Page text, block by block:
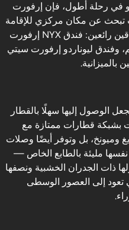
في رحلة أطول، فإن إرفورت
تبحث عن مكان مركزي للإقامة
في إرفورت، فإن ليوناردو تقدم فندقين رائعين: فندق NYX إرفورت
وفندق ليوناردو إرفورت سيتي
بالميزانية.
الوصول إليها سهلًا بالقطار
بشبكة قطارات ممتازة مع
وميونخ، بل وتوفر أيضًا وصلات
مليئة بالطابع الخاص —
ذات الجدران الخشبية ونصفها
تعود إلى العصور الوسطى